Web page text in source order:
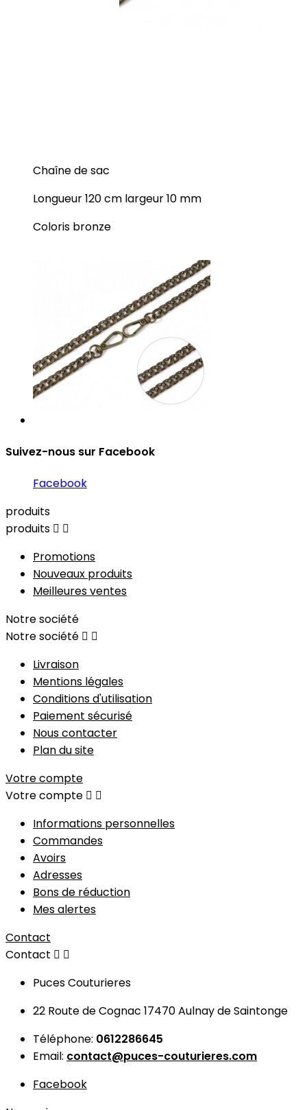
Chaîne de sac
Longueur 120 cm largeur 10 mm
Coloris bronze
Suivez-nous sur Facebook
Facebook
produits
produits  
Promotions
Nouveaux produits
Meilleures ventes
Notre société
Notre société  
Livraison
Mentions légales
Conditions d'utilisation
Paiement sécurisé
Nous contacter
Plan du site
Votre compte
Votre compte  
Informations personnelles
Commandes
Avoirs
Adresses
Bons de réduction
Mes alertes
Contact
Contact  
Puces Couturieres
22 Route de Cognac 17470 Aulnay de Saintonge
Téléphone: 0612286645
Email: contact@puces-couturieres.com
Facebook